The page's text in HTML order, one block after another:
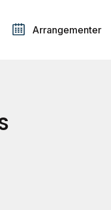
Arrangementer